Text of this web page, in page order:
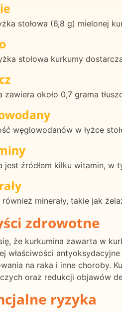
stołowa (6,8 g) mielonej
stołowa kurkumy
zawiera około 0,7 grama
węglowodanów w łyżce
jest źródłem kilku witamin,
również minerały, takie jak
zdrowotne
że kurkumina zawarta w
właściwości
na raka i inne choroby.
oraz redukcji objawów
ryzyka